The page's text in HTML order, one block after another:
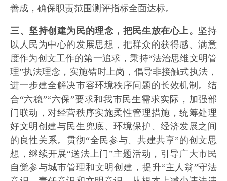
善成，确保职责范围测评指标全面达标。
三、坚持创建为民的理念，把民生放在心上。 坚持
以人民为中心的发展思想，把群众的获得感、满意
度作为创文工作的第一追求，秉持“法治思维文明管
理”执法理念，实施错时上岗，倡导非接触式执法，
进一步建全解决市容环境秩序问题的长效机制。结
合“六稳”“六保”要求和我市民生需求实际，加强部
门联动，对经营秩序实施柔性管理措施，统筹处理
好文明创建与民生兜底、环境保护、经济发展之间
的良性关系。贯彻“全民参与、共建共享”的创文思
想，继续开展“送法上门”主题活动，引导广大市民
自觉参与城市管理和文明创建，提升“主人翁”守法